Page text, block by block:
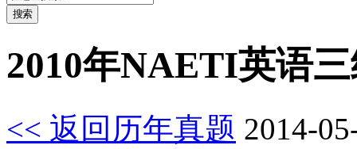
2010年NAETI英语
<< 返回历年真题 2014-